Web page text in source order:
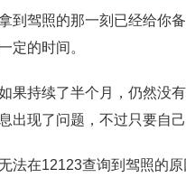
到驾照的那一刻已经给你
定的时间。
果持续了半个月，仍然没
出现了问题，不过只要自
法在12123查询到驾照的原